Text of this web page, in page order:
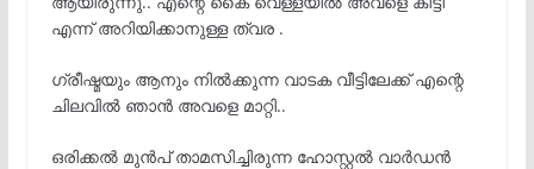
എന്ന് അറിയിക്കാനുള്ള ത്വര .
ഗ്രീഷ്മയും ആനും നിൽക്കുന്ന വാടക വീട്ടിലേക്ക് എന്റെ
ചിലവിൽ ഞാൻ അവളെ മാറ്റി..
ഒരിക്കൽ മുൻപ് താമസിച്ചിരുന്ന ഹോസ്റ്റൽ വാർഡൻ